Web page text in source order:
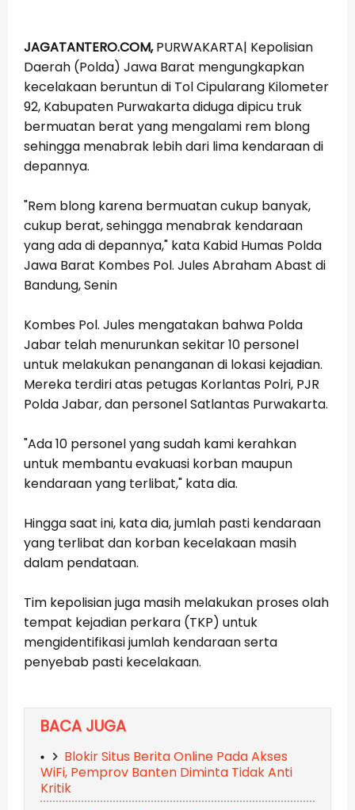
JAGATANTERO.COM,PURWAKARTA| Kepolisian
Daerah (Polda) Jawa Barat mengungkapkan
kecelakaan beruntun di Tol Cipularang Kilometer
92, Kabupaten Purwakarta diduga dipicu truk
bermuatan berat yang mengalami rem blong
sehingga menabrak lebih dari lima kendaraan di
depannya.
"Rem blong karena bermuatan cukup banyak,
cukup berat, sehingga menabrak kendaraan
yang ada di depannya," kata Kabid Humas Polda
Jawa Barat Kombes Pol. Jules Abraham Abast di
Bandung, Senin
Kombes Pol. Jules mengatakan bahwa Polda
Jabar telah menurunkan sekitar 10 personel
untuk melakukan penanganan di lokasi kejadian.
Mereka terdiri atas petugas Korlantas Polri, PJR
Polda Jabar, dan personel Satlantas Purwakarta.
"Ada 10 personel yang sudah kami kerahkan
untuk membantu evakuasi korban maupun
kendaraan yang terlibat," kata dia.
Hingga saat ini, kata dia, jumlah pasti kendaraan
yang terlibat dan korban kecelakaan masih
dalam pendataan.
Tim kepolisian juga masih melakukan proses olah
tempat kejadian perkara (TKP) untuk
mengidentifikasi jumlah kendaraan serta
penyebab pasti kecelakaan.
BACA JUGA
Blokir Situs Berita Online Pada Akses
WiFi, Pemprov Banten Diminta Tidak Anti
Kritik